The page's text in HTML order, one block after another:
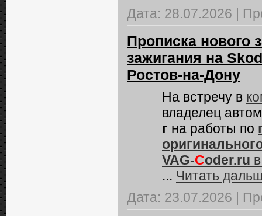
Дата: 28.07.2026 |
Прописка нового
зажигания на
Ростов-на-Дону
На встречу в
владелец
г на работы по
VAG-Coder.ru
... Читать
Дата: 23.07.2026 |